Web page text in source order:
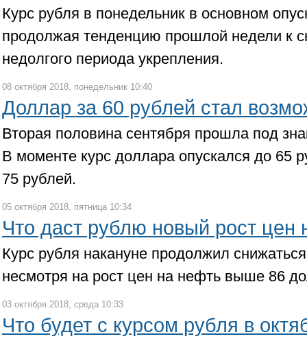
Курс рубля в понедельник в основном
продолжая тенденцию прошлой недели к
недолгого периода укрепления.
08 октября 2018, понедельник 10:40
Доллар за 60 рублей стал
Вторая половина сентября прошла под
В моменте курс доллара опускался до 65
75 рублей.
05 октября 2018, пятница 10:34
Что даст рублю новый рост цен
Курс рубля накануне продолжил
несмотря на рост цен на нефть выше 86
03 октября 2018, среда 10:33
Что будет с курсом рубля в